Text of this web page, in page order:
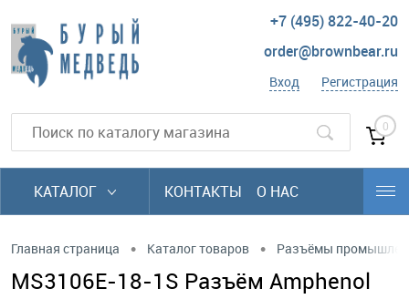
+7 (495) 822-40-20
order@brownbear.ru
Вход Регистрация
0
КАТАЛОГ КОНТАКТЫ О НАС
Главная страница • Каталог товаров • Разъёмы
MS3106E-18-1S Разъём Amphenol